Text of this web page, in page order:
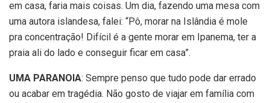
em casa, faria mais coisas. Um dia, fazendo uma mesa com
uma autora islandesa, falei: “Pô, morar na Islândia é mole
pra concentração! Difícil é a gente morar em Ipanema, ter a
praia ali do lado e conseguir ficar em casa”.
UMA PARANOIA: Sempre penso que tudo pode dar errado
ou acabar em tragédia. Não gosto de viajar em família com